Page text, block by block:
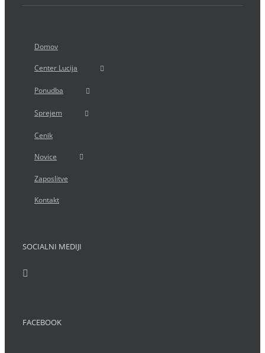
Domov
Center Lucija
Ponudba
Sprejem
Cenik
Novice
Zaposlitve
Kontakt
SOCIALNI MEDIJI
FACEBOOK